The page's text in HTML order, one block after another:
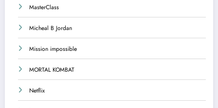
MasterClass
Micheal B Jordan
Mission impossible
MORTAL KOMBAT
Netflix